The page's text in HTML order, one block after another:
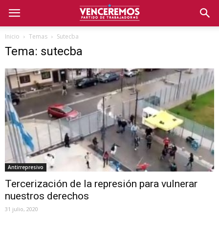
Inicio Temas Sutecba
Tema: sutecba
Antirrepresivo
Tercerización de la represión para vulnerar
nuestros derechos
31 julio, 2020